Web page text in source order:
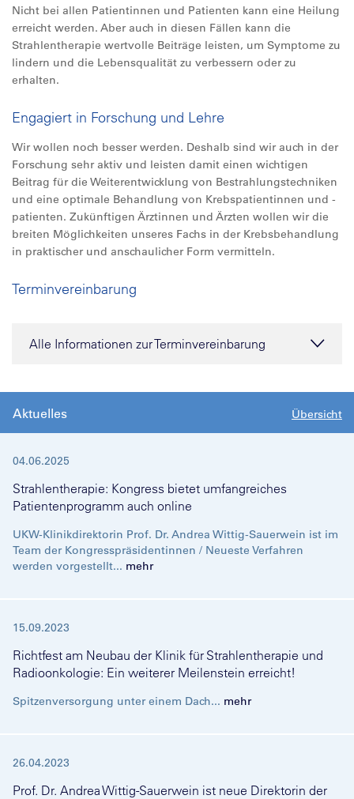
Nicht bei allen Patientinnen und Patienten kann eine Heilung
erreicht werden. Aber auch in diesen Fällen kann die
Strahlentherapie wertvolle Beiträge leisten, um Symptome zu
lindern und die Lebensqualität zu verbessern oder zu
erhalten.
Engagiert in Forschung und Lehre
Wir wollen noch besser werden. Deshalb sind wir auch in der
Forschung sehr aktiv und leisten damit einen wichtigen
Beitrag für die Weiterentwicklung von Bestrahlungstechniken
und eine optimale Behandlung von Krebspatientinnen und -
patienten. Zukünftigen Ärztinnen und Ärzten wollen wir die
breiten Möglichkeiten unseres Fachs in der Krebsbehandlung
in praktischer und anschaulicher Form vermitteln.
Terminvereinbarung
Alle Informationen zur Terminvereinbarung
Aktuelles Übersicht
04.06.2025
Strahlentherapie: Kongress bietet umfangreiches
Patientenprogramm auch online
UKW-Klinikdirektorin Prof. Dr. Andrea Wittig-Sauerwein ist im
Team der Kongresspräsidentinnen / Neueste Verfahren
werden vorgestellt... mehr
15.09.2023
Richtfest am Neubau der Klinik für Strahlentherapie und
Radioonkologie: Ein weiterer Meilenstein erreicht!
Spitzenversorgung unter einem Dach... mehr
26.04.2023
Prof. Dr. Andrea Wittig-Sauerwein ist neue Direktorin der